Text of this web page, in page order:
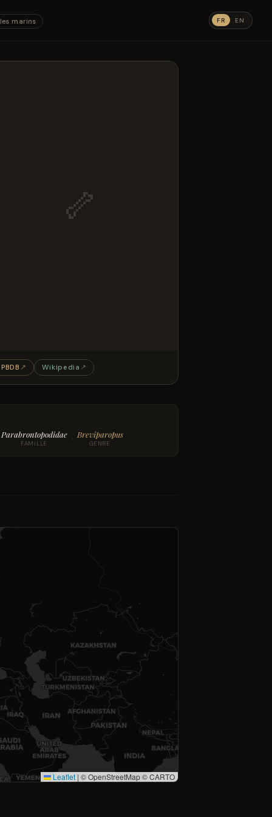
marins FR EN
🦴
PBDB ↗ Wikipedia ↗
Parabrontopodidae
FAMILLE › Breviparopus
GENRE
Leaflet | © OpenStreetMap © CARTO